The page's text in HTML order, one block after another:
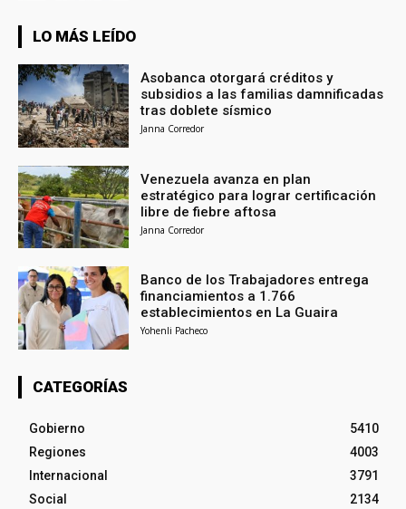
LO MÁS LEÍDO
Asobanca otorgará créditos y
subsidios a las familias damnificadas
tras doblete sísmico
Janna Corredor
Venezuela avanza en plan
estratégico para lograr certificación
libre de fiebre aftosa
Janna Corredor
Banco de los Trabajadores entrega
financiamientos a 1.766
establecimientos en La Guaira
Yohenli Pacheco
CATEGORÍAS
Gobierno
5410
Regiones
4003
Internacional
3791
Social
2134